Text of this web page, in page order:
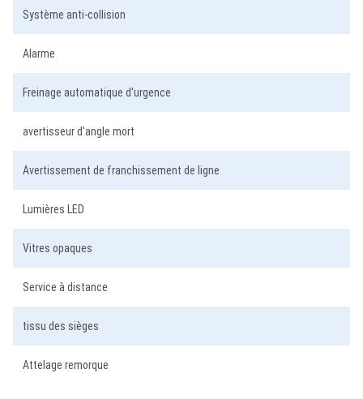
Système anti-collision
Alarme
Freinage automatique d'urgence
avertisseur d'angle mort
Avertissement de franchissement de ligne
Lumières LED
Vitres opaques
Service à distance
tissu des sièges
Attelage remorque